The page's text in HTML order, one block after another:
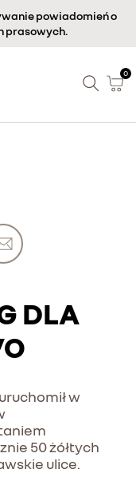
powiadomień o
prasowych.
0
DLA
w
50 żółtych
ulice.